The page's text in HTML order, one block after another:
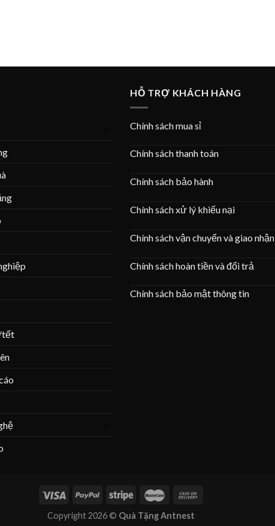
tết
HỖ TRỢ KHÁCH HÀNG
Chính sách mua sỉ
Chính sách thanh toán
Chính sách bảo hành
Chính sách xử lý khiếu nại
Chính sách vận chuyển và giao nhận
Chính sách hoàn tiền và đổi trả
Chính sách bảo mật thông tin
Copyright 2026 © Quà Tặng Antnest